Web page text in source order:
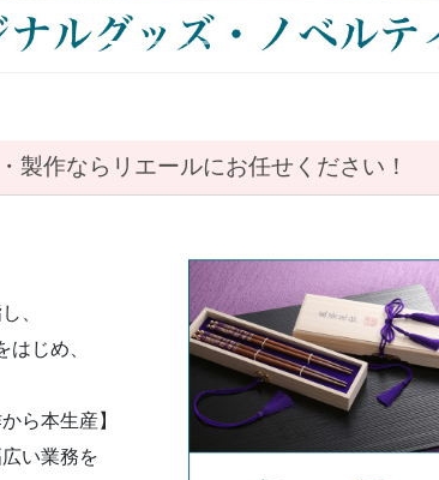
製作ならリエールにお任せください！
、
はじめ、
ら本生産】
い業務を